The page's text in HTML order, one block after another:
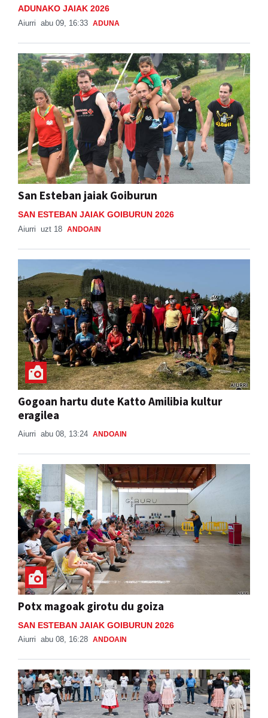
ADUNAKO JAIAK 2026
Aiurri abu 09, 16:33 ADUNA
San Esteban jaiak Goiburun
SAN ESTEBAN JAIAK GOIBURUN 2026
Aiurri uzt 18 ANDOAIN
Gogoan hartu dute Katto Amilibia kultur
eragilea
Aiurri abu 08, 13:24 ANDOAIN
Potx magoak girotu du goiza
SAN ESTEBAN JAIAK GOIBURUN 2026
Aiurri abu 08, 16:28 ANDOAIN